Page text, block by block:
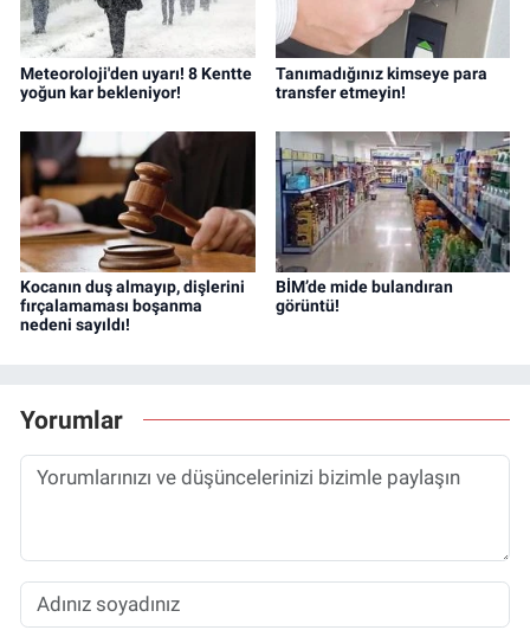
Meteoroloji'den uyarı! 8 Kentte
yoğun kar bekleniyor!
Tanımadığınız kimseye para
transfer etmeyin!
Kocanın duş almayıp, dişlerini
fırçalamaması boşanma
nedeni sayıldı!
BİM’de mide bulandıran
görüntü!
Yorumlar